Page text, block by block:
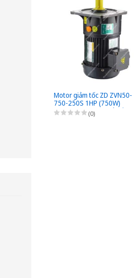
Motor giảm tốc ZD ZVN50-
750-250S 1HP (750W)
0,75kW - 1/250 - kiểu lắp Mặt
bích 3 Pha 220/380VAC
(0)